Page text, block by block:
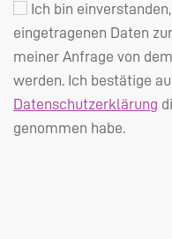
Ich bin
eingetragenen Daten
meiner Anfrage von
werden. Ich bestätige
Datenschutzerklärung
genommen habe.